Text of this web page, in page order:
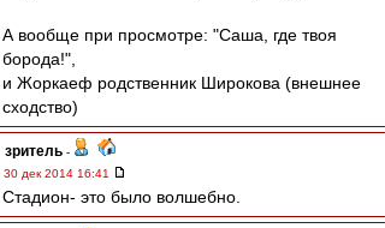
А вообще при просмотре: "Саша, где твоя
борода!",
и Жоркаеф родственник Широкова (внешнее
сходство)
зpитель -
30 дек 2014 16:41
Стадион- это было волшебно.